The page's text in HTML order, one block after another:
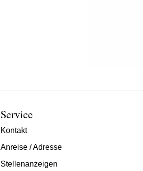
Service
Kontakt
Anreise / Adresse
Stellenanzeigen